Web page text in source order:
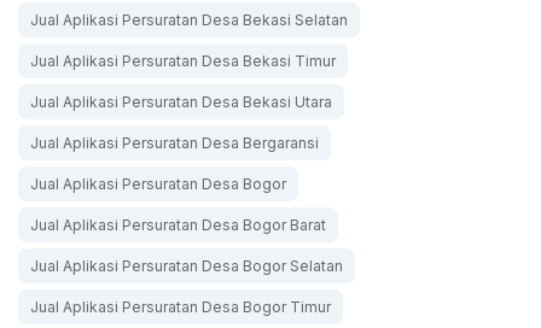
Jual Aplikasi Persuratan Desa Bekasi Selatan
Jual Aplikasi Persuratan Desa Bekasi Timur
Jual Aplikasi Persuratan Desa Bekasi Utara
Jual Aplikasi Persuratan Desa Bergaransi
Jual Aplikasi Persuratan Desa Bogor
Jual Aplikasi Persuratan Desa Bogor Barat
Jual Aplikasi Persuratan Desa Bogor Selatan
Jual Aplikasi Persuratan Desa Bogor Timur